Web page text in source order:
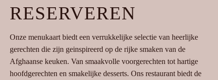
RESERVEREN
Onze menukaart biedt een verrukkelijke selectie van heerlijke
gerechten die zijn geinspireerd op de rijke smaken van de
Afghaanse keuken. Van smaakvolle voorgerechten tot hartige
hoofdgerechten en smakelijke desserts. Ons restaurant biedt de